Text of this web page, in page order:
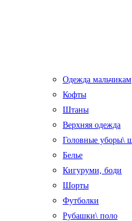
Одежда мальчикам
Кофты
Штаны
Верхняя одежда
Головные уборы\
Белье
Кигуруми, боди
Шорты
Футболки
Рубашки\ поло